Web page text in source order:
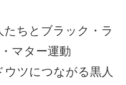
たちとブラック・ラ
マター運動
ウツにつながる黒人